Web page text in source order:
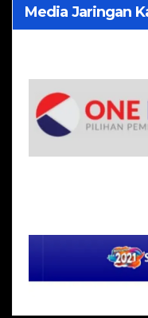
Media Jaringan